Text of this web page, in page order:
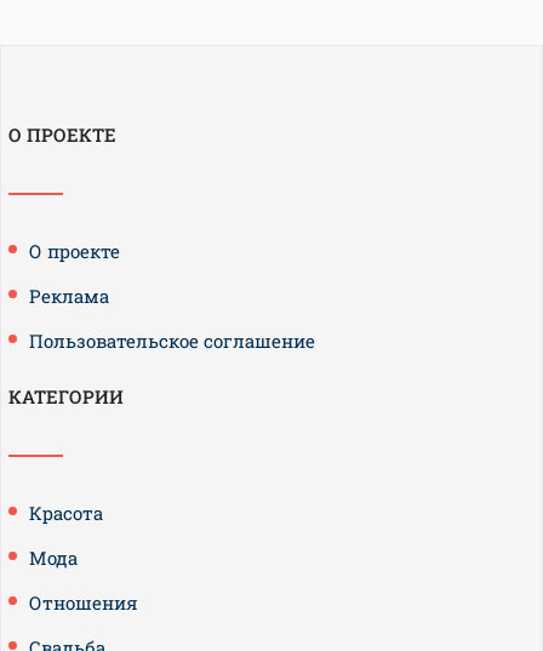
О ПРОЕКТЕ
О проекте
Реклама
Пользовательское соглашение
КАТЕГОРИИ
Красота
Мода
Отношения